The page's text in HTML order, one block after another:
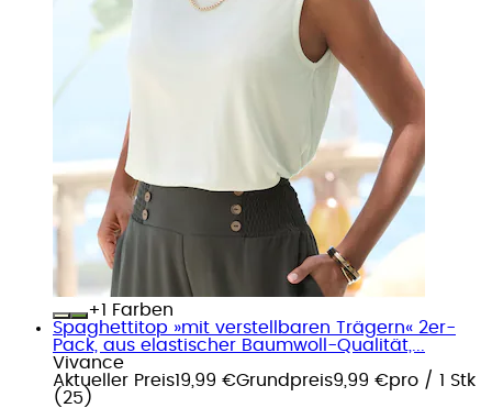
+
Farben
Spaghettitop »mit verstellbaren Trägern« 2er-
Pack, aus elastischer Baumwoll-Qualität,...
Vivance
Aktueller Preis19,99 €Grundpreis9,99 €pro / 1 Stk
( 25 )